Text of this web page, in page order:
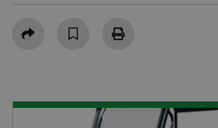
Teilen